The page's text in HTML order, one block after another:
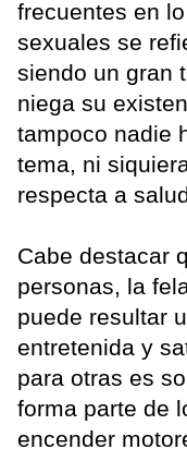
frecuentes en
sexuales se
siendo un gran
niega su
tampoco nadie
tema, ni
respecta a
Cabe destacar
personas, la
puede resultar
entretenida y
para otras es
forma parte de
encender